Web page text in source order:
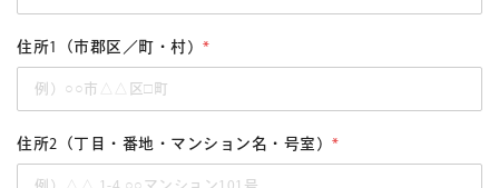
住所1（市郡区／町・村） *
住所2（丁目・番地・マンション名・号室） *